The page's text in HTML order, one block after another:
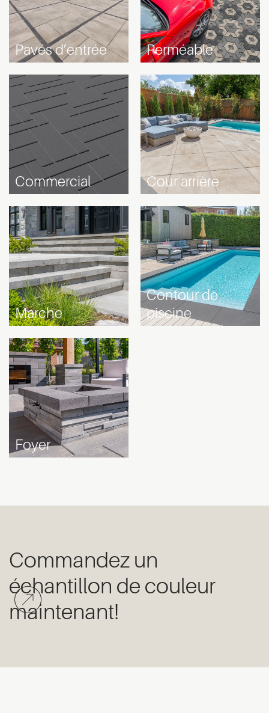
Pavés d’entrée Perméable
Commercial Cour arrière
Marche
Contour de
piscine
Foyer
Commandez un
échantillon de couleur
maintenant!